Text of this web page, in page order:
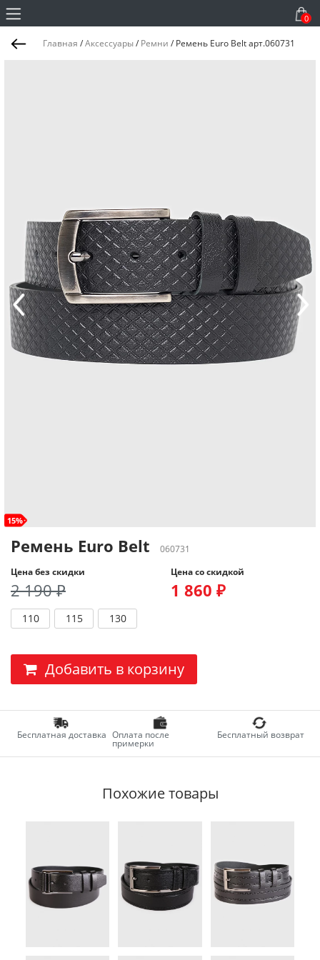
0
Главная /Аксессуары/ Ремни / Ремень Euro Belt арт.060731
15%
Ремень Euro Belt
060731
Цена без скидки
2 190 ₽
Цена со скидкой
1 860 ₽
110 115 130
Добавить в корзину
Бесплатная доставка Оплата после
примерки
Бесплатный возврат
Похожие товары